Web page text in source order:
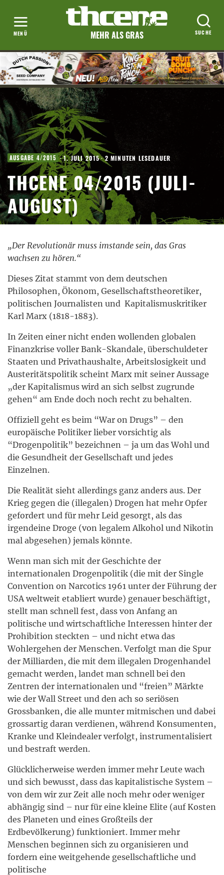
MEHR ALS GRAS
AUSGABE 4/2015 ·1. JULI 2015·2 MINUTEN LESEDAUER
THCENE 04/2015 (JULI-
AUGUST)
„Der Revolutionär muss imstande sein, das Gras
wachsen zu hören.“
Dieses Zitat stammt von dem deutschen
Philosophen, Ökonom, Gesellschaftstheoretiker,
politischen Journalisten und Kapitalismuskritiker
Karl Marx (1818-1883).
In Zeiten einer nicht enden wollenden globalen
Finanzkrise voller Bank-Skandale, überschuldeter
Staaten und Privathaushalte, Arbeitslosigkeit und
Austeritätspolitik scheint Marx mit seiner Aussage
„der Kapitalismus wird an sich selbst zugrunde
gehen“ am Ende doch noch recht zu behalten.
Offiziell geht es beim “War on Drugs” – den
europäische Politiker lieber vorsichtig als
“Drogenpolitik” bezeichnen – ja um das Wohl und
die Gesundheit der Gesellschaft und jedes
Einzelnen.
Die Realität sieht allerdings ganz anders aus. Der
Krieg gegen die (illegalen) Drogen hat mehr Opfer
gefordert und für mehr Leid gesorgt, als das
irgendeine Droge (von legalem Alkohol und Nikotin
mal abgesehen) jemals könnte.
Wenn man sich mit der Geschichte der
internationalen Drogenpolitik (die mit der Single
Convention on Narcotics 1961 unter der Führung der
USA weltweit etabliert wurde) genauer beschäftigt,
stellt man schnell fest, dass von Anfang an
politische und wirtschaftliche Interessen hinter der
Prohibition steckten – und nicht etwa das
Wohlergehen der Menschen. Verfolgt man die Spur
der Milliarden, die mit dem illegalen Drogenhandel
gemacht werden, landet man schnell bei den
Zentren der internationalen und “freien” Märkte
wie der Wall Street und den ach so seriösen
Grossbanken, die alle munter mitmischen und dabei
grossartig daran verdienen, während Konsumenten,
Kranke und Kleindealer verfolgt, instrumentalisiert
und bestraft werden.
Glücklicherweise werden immer mehr Leute wach
und sich bewusst, dass das kapitalistische System –
von dem wir zur Zeit alle noch mehr oder weniger
abhängig sind – nur für eine kleine Elite (auf Kosten
des Planeten und eines Großteils der
Erdbevölkerung) funktioniert. Immer mehr
Menschen beginnen sich zu organisieren und
fordern eine weitgehende gesellschaftliche und
politische